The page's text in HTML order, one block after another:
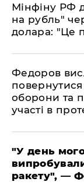
​Мінфіну РФ
на рубль"
долара: "Це
​Федоров
повернутися
оборони та
участі в
​"У день
ракету", —